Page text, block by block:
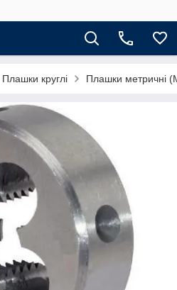
Плашки круглі Плашки метричні